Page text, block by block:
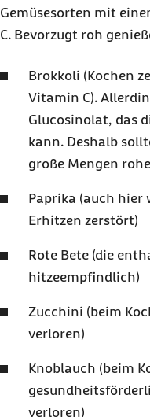
Gemüsesorten mit
C. Bevorzugt roh
Brokkoli (Kochen
Vitamin C).
Glucosinolat, das
kann. Deshalb
große Mengen
Paprika (auch hier
Erhitzen zerstört)
Rote Bete (die
hitzeempfindlich)
Zucchini (beim
verloren)
Knoblauch (beim
verloren)